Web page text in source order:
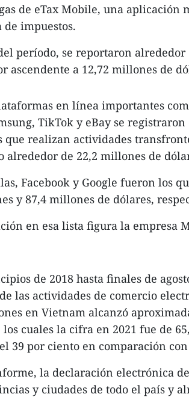
de eTax Mobile, una
impuestos.
período, se reportaron alrededor
ascendente a 12,72 millones de
en línea importantes
TikTok y eBay se
que realizan actividades
alrededor de 22,2 millones de
Facebook y Google fueron los
y 87,4 millones de dólares,
en esa lista figura la empresa
de 2018 hasta finales de
las actividades de comercio
en Vietnam alcanzó
los cuales la cifra en 2021 fue de
39 por ciento en comparación con
la declaración electrónica
y ciudades de todo el país y